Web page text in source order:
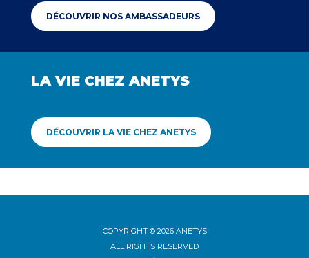
DÉCOUVRIR NOS AMBASSADEURS
LA VIE CHEZ ANETYS
DÉCOUVRIR LA VIE CHEZ ANETYS
COPYRIGHT © 2026 ANETYS
ALL RIGHTS RESERVED